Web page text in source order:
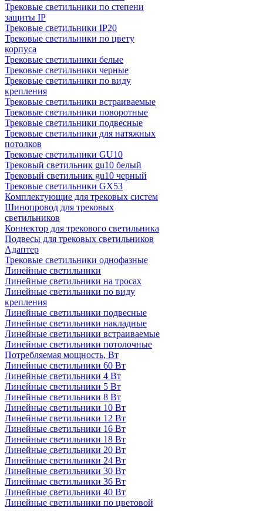
Трековые светильники по степени
защиты IP
Трековые светильники IP20
Трековые светильники по цвету
корпуса
Трековые светильники белые
Трековые светильники черные
Трековые светильники по виду
крепления
Трековые светильники встраиваемые
Трековые светильники поворотные
Трековые светильники подвесные
Трековые светильники для натяжных
потолков
Трековые светильники GU10
Трековый светильник gu10 белый
Трековый светильник gu10 черный
Трековые светильники GX53
Комплектующие для трековых систем
Шинопровод для трековых
светильников
Коннектор для трекового светильника
Подвесы для трековых светильников
Адаптер
Трековые светильники однофазные
Линейные светильники
Линейные светильники на тросах
Линейные светильники по виду
крепления
Линейные светильники подвесные
Линейные светильники накладные
Линейные светильники встраиваемые
Линейные светильники потолочные
Потребляемая мощность, Вт
Линейные светильники 60 Вт
Линейные светильники 4 Вт
Линейные светильники 5 Вт
Линейные светильники 8 Вт
Линейные светильники 10 Вт
Линейные светильники 12 Вт
Линейные светильники 16 Вт
Линейные светильники 18 Вт
Линейные светильники 20 Вт
Линейные светильники 24 Вт
Линейные светильники 30 Вт
Линейные светильники 36 Вт
Линейные светильники 40 Вт
Линейные светильники по цветовой